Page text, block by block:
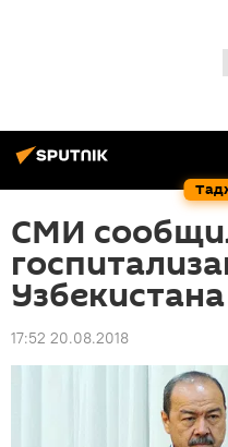
СМИ
17:52 20.08.2018